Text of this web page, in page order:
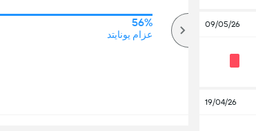
09/05/26
19/04/26
56%
عزام يونايتد
63%